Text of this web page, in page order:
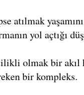
atılmak
yol açtığı
olmak bir akıl
bir kompleks.